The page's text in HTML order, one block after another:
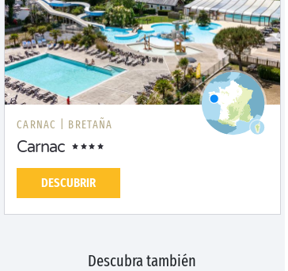
CARNAC | BRETAÑA
Carnac
DESCUBRIR
Descubra también